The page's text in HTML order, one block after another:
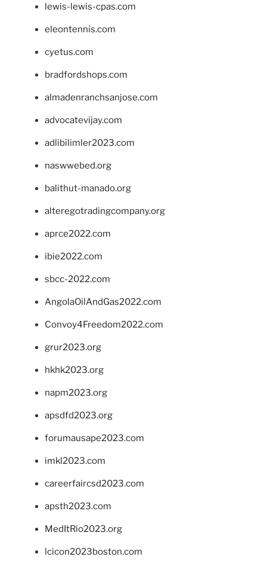
lewis-lewis-cpas.com
eleontennis.com
cyetus.com
bradfordshops.com
almadenranchsanjose.com
advocatevijay.com
adlibilimler2023.com
naswwebed.org
balithut-manado.org
alteregotradingcompany.org
aprce2022.com
ibie2022.com
sbcc-2022.com
AngolaOilAndGas2022.com
Convoy4Freedom2022.com
grur2023.org
hkhk2023.org
napm2023.org
apsdfd2023.org
forumausape2023.com
imkl2023.com
careerfaircsd2023.com
apsth2023.com
MedItRio2023.org
lcicon2023boston.com